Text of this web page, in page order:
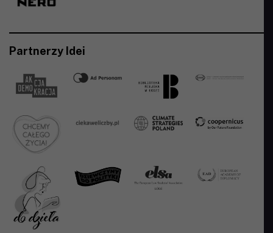
Partnerzy Idei